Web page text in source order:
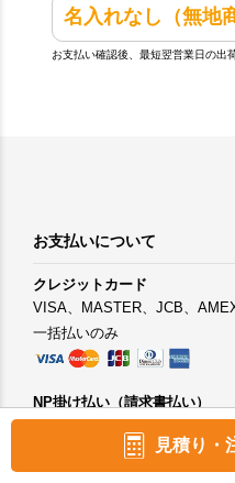
見積り・
名入れなし（無地
お支払い確認後、最短翌営業日の出
お支払いについて
クレジットカード
VISA、MASTER、JCB、
一括払いのみ
NP掛け払い（請求書払い）
法人・個人事業主向けの請求
できます。※ご利用には法人